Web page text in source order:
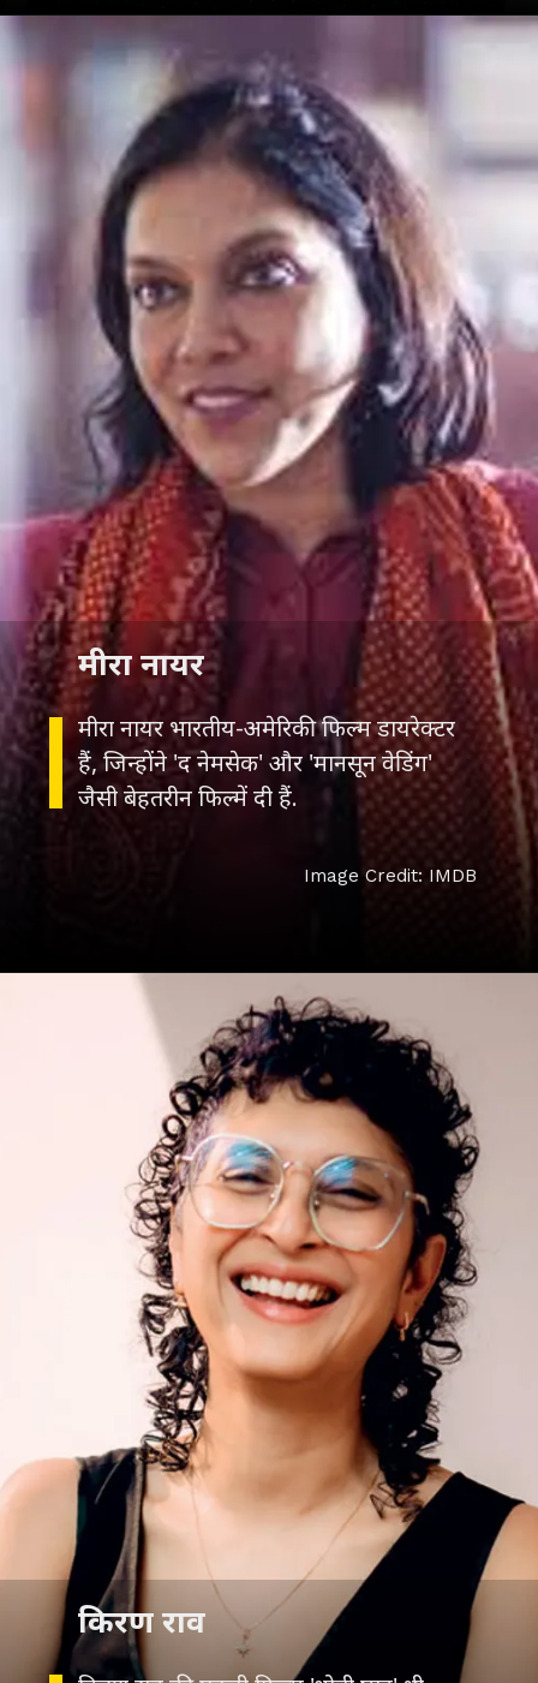
मीरा नायर भारतीय-अमेरिकी फिल्म डायरेक्टर
हैं, जिन्होंने 'द नेमसेक' और 'मानसून वेडिंग'
जैसी बेहतरीन फिल्में दी हैं.
मीरा नायर
Image Credit: IMDB
किरण राव